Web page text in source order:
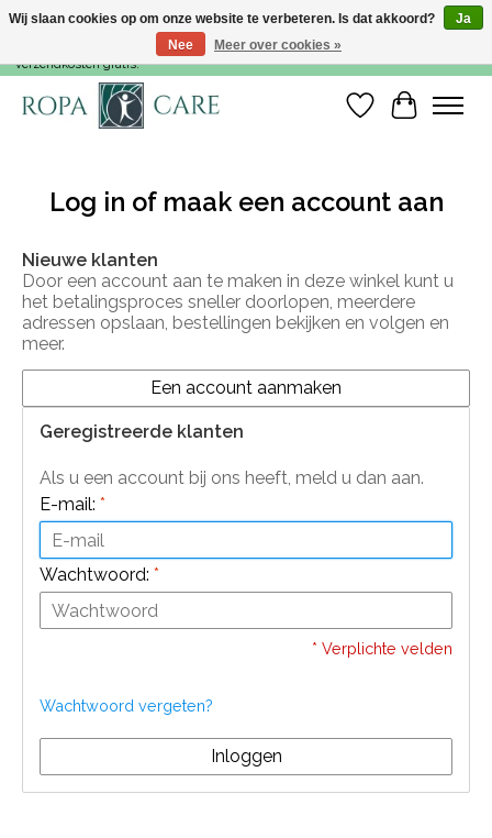
Voor 15:00 besteld, dezelfde werkdag nog verzonden! Vanaf €35,- zijn de
verzendkosten gratis!
Verlanglijst
Log in of maak een account aan
Nieuwe klanten
Door een account aan te maken in deze winkel kunt u
het betalingsproces sneller doorlopen, meerdere
adressen opslaan, bestellingen bekijken en volgen en
meer.
Een account aanmaken
Geregistreerde klanten
Als u een account bij ons heeft, meld u dan aan.
E-mail: *
Wachtwoord: *
* Verplichte velden
Wachtwoord vergeten?
Inloggen
Wij slaan cookies op om onze website te verbeteren. Is dat akkoord?
Ja
Nee
Meer over cookies »